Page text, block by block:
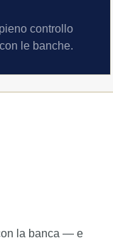
controllo
le banche.
la banca — e